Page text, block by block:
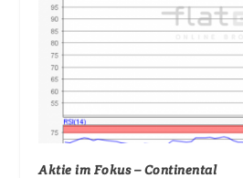
Aktie im Fokus – Continental